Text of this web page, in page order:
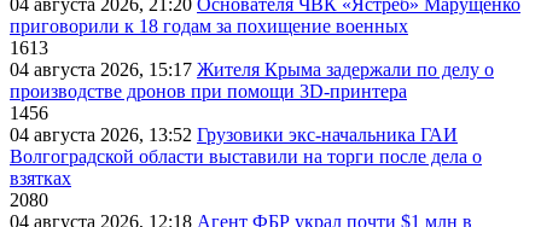
04 августа 2026, 21:20 Основателя ЧВК «Ястреб» Марущенко
приговорили к 18 годам за похищение военных
1613
04 августа 2026, 15:17 Жителя Крыма задержали по делу о
производстве дронов при помощи 3D‑принтера
1456
04 августа 2026, 13:52 Грузовики экс-начальника ГАИ
Волгоградской области выставили на торги после дела о
взятках
2080
04 августа 2026, 12:18 Агент ФБР украл почти $1 млн в